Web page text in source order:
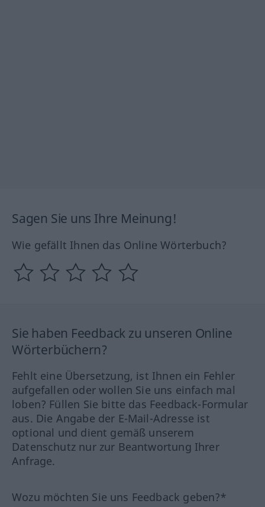
Sagen Sie uns Ihre Meinung!
Wie gefällt Ihnen das Online Wörterbuch?
Sie haben Feedback zu unseren Online
Wörterbüchern?
Fehlt eine Übersetzung, ist Ihnen ein Fehler
aufgefallen oder wollen Sie uns einfach mal
loben? Füllen Sie bitte das Feedback-Formular
aus. Die Angabe der E-Mail-Adresse ist
optional und dient gemäß unserem
Datenschutz nur zur Beantwortung Ihrer
Anfrage.
Wozu möchten Sie uns Feedback geben?*